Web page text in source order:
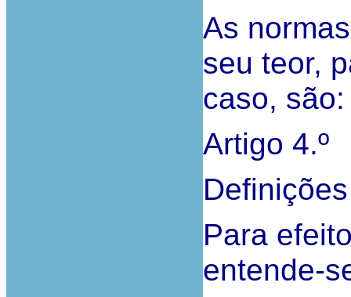
As
seu teor,
caso, são:
Artigo 4.º
Definições
Para
entende-